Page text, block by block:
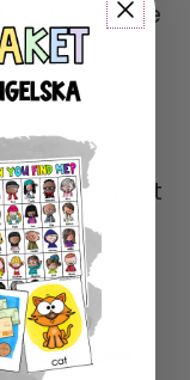
från både
ihop för att
i